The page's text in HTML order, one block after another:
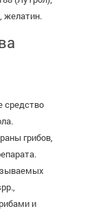
желатин.
средство
грибов,
и